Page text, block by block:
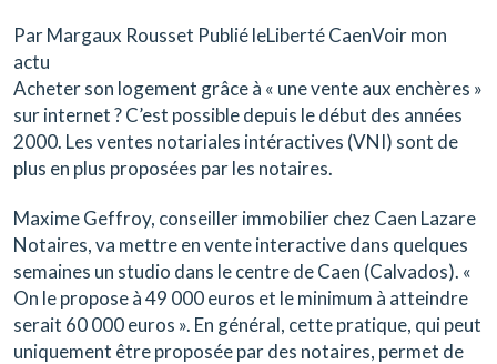
Par Margaux Rousset Publié leLiberté CaenVoir mon
actu
Acheter son logement grâce à « une vente aux enchères »
sur internet ? C’est possible depuis le début des années
2000. Les ventes notariales intéractives (VNI) sont de
plus en plus proposées par les notaires.
Maxime Geffroy, conseiller immobilier chez Caen Lazare
Notaires, va mettre en vente interactive dans quelques
semaines un studio dans le centre de Caen (Calvados). «
On le propose à 49 000 euros et le minimum à atteindre
serait 60 000 euros ». En général, cette pratique, qui peut
uniquement être proposée par des notaires, permet de